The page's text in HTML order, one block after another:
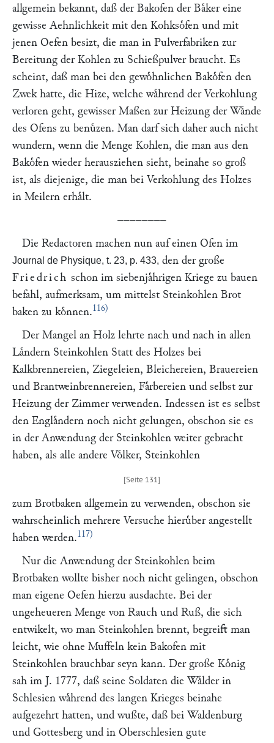
allgemein bekannt, daß der Bakofen der Baͤker eine
gewisse Aehnlichkeit mit den Kohksoͤfen und mit
jenen Oefen besizt, die man in Pulverfabriken zur
Bereitung der Kohlen zu Schießpulver braucht. Es
scheint, daß man bei den gewoͤhnlichen Bakoͤfen den
Zwek hatte, die Hize, welche waͤhrend der Verkohlung
verloren geht, gewisser Maßen zur Heizung der Waͤnde
des Ofens zu benuͤzen. Man darf sich daher auch nicht
wundern, wenn die Menge Kohlen, die man aus den
Bakoͤfen wieder herausziehen sieht, beinahe so groß
ist, als diejenige, die man bei Verkohlung des Holzes
in Meilern erhaͤlt.
––––––––
Die Redactoren machen nun auf einen Ofen im
Journal de Physique, t. 23, p. 433, den der große
Friedrich schon im siebenjaͤhrigen Kriege zu bauen
befahl, aufmerksam, um mittelst Steinkohlen Brot
baken zu koͤnnen.116)
Der Mangel an Holz lehrte nach und nach in allen
Laͤndern Steinkohlen Statt des Holzes bei
Kalkbrennereien, Ziegeleien, Bleichereien, Brauereien
und Brantweinbrennereien, Faͤrbereien und selbst zur
Heizung der Zimmer verwenden. Indessen ist es selbst
den Englaͤndern noch nicht gelungen, obschon sie es
in der Anwendung der Steinkohlen weiter gebracht
haben, als alle andere Voͤlker, Steinkohlen
zum Brotbaken allgemein zu verwenden, obschon sie
wahrscheinlich mehrere Versuche hieruͤber angestellt
haben werden.117)
Nur die Anwendung der Steinkohlen beim
Brotbaken wollte bisher noch nicht gelingen, obschon
man eigene Oefen hierzu ausdachte. Bei der
ungeheueren Menge von Rauch und Ruß, die sich
entwikelt, wo man Steinkohlen brennt, begreift man
leicht, wie ohne Muffeln kein Bakofen mit
Steinkohlen brauchbar seyn kann. Der große Koͤnig
sah im J. 1777, daß seine Soldaten die Waͤlder in
Schlesien waͤhrend des langen Krieges beinahe
aufgezehrt hatten, und wußte, daß bei Waldenburg
und Gottesberg und in Oberschlesien gute